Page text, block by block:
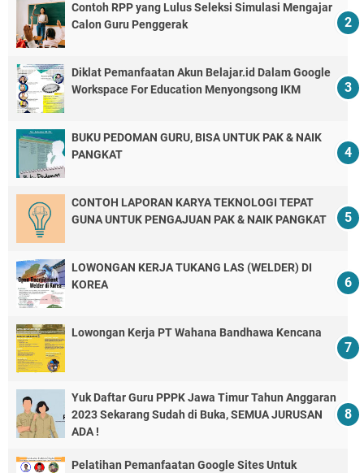
Contoh RPP yang Lulus Seleksi Simulasi Mengajar
Calon Guru Penggerak
Diklat Pemanfaatan Akun Belajar.id Dalam Google
Workspace For Education Menyongsong IKM
BUKU PEDOMAN GURU, BISA UNTUK PAK & NAIK
PANGKAT
CONTOH LAPORAN KARYA TEKNOLOGI TEPAT
GUNA UNTUK PENGAJUAN PAK & NAIK PANGKAT
LOWONGAN KERJA TUKANG LAS (WELDER) DI
KOREA
Lowongan Kerja PT Wahana Bandhawa Kencana
Yuk Daftar Guru PPPK Jawa Timur Tahun Anggaran
2023 Sekarang Sudah di Buka, SEMUA JURUSAN
ADA !
Pelatihan Pemanfaatan Google Sites Untuk